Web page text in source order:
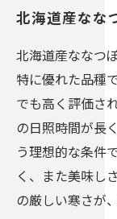
北海道産なな
北海道産ななつ
特に優れた品種
でも高く評価さ
の日照時間が長
う理想的な条件
く、また美味し
の厳しい寒さが